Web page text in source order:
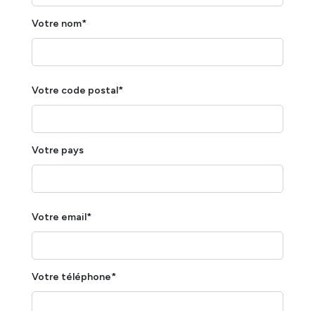
Votre nom*
Votre code postal*
Votre pays
Votre email*
Votre téléphone*